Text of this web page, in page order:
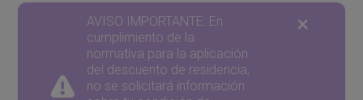
AVISO IMPORTANTE: En
cumplimiento de la
normativa para la aplicación
del descuento de residencia,
no se solicitará información